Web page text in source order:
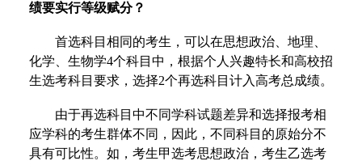
绩要实行等级赋分？
首选科目相同的考生，可以在思想政治、地理、
化学、生物学4个科目中，根据个人兴趣特长和高校招
生选考科目要求，选择2个再选科目计入高考总成绩。
由于再选科目中不同学科试题差异和选择报考相
应学科的考生群体不同，因此，不同科目的原始分不
具有可比性。如，考生甲选考思想政治，考生乙选考